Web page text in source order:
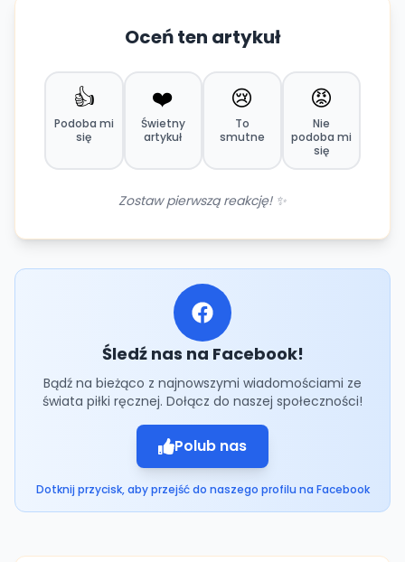
Oceń ten artykuł
👍
Podoba mi
się
❤️
Świetny
artykuł
😢
To
smutne
😡
Nie
podoba mi
się
Zostaw pierwszą reakcję! ✨
Śledź nas na Facebook!
Bądź na bieżąco z najnowszymi wiadomościami ze
świata piłki ręcznej. Dołącz do naszej społeczności!
Polub nas
Dotknij przycisk, aby przejść do naszego profilu na Facebook